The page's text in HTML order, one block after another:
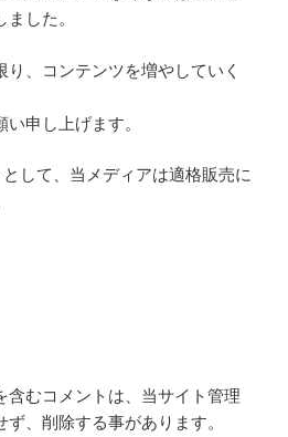
した。
、コンテンツを増やしていく
申し上げます。
して、当メディアは適格販売に
含むコメントは、当サイト管理
、削除する事があります。